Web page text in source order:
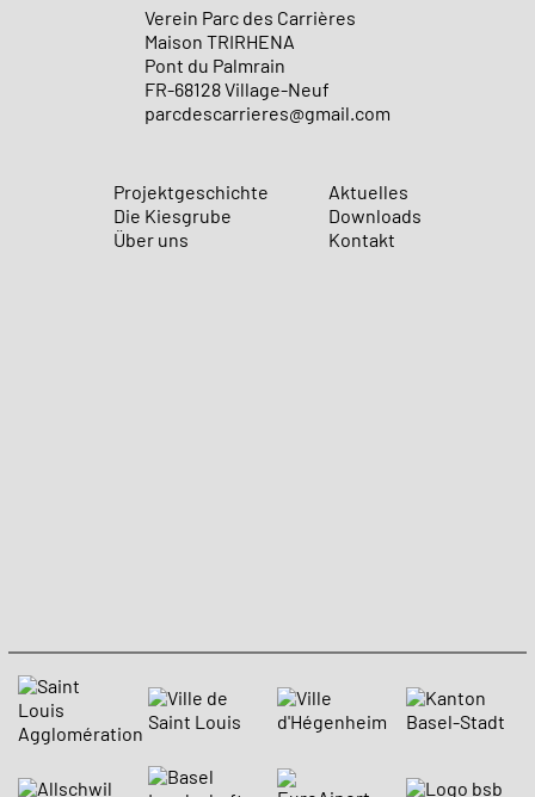
Verein Parc des Carrières
Maison TRIRHENA
Pont du Palmrain
FR-68128 Village-Neuf
parcdescarrieres@gmail.com
Projektgeschichte
Die Kiesgrube
Über uns
Aktuelles
Downloads
Kontakt